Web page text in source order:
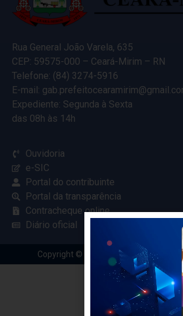
Rua General João Varela, 635
CEP: 59575-000 – Ceará-Mirim – RN
Telefone: (84) 3274-5916
E-mail:
Expediente: Segunda à Sexta
das 08h às 14h
Ouvidoria
e-SIC
Portal do contribuinte
Portal da transparência
Contracheque online
Diário oficial
Copyright © 2024 Criado com pela